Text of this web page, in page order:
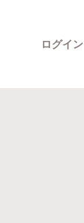
ログイン